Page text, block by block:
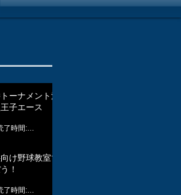
ーナメント決
子エース
け野球教室で
！